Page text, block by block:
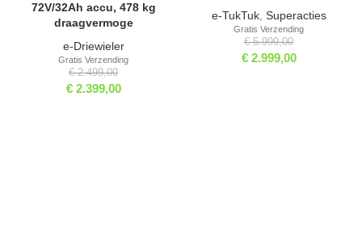
72V/32Ah accu, 478 kg
draagvermoge
e-Driewieler
€2.499,00
€2.399,00
Gratis Verzending
e-TukTuk, Superacties
€5.999,00
€2.999,00
Gratis Verzending